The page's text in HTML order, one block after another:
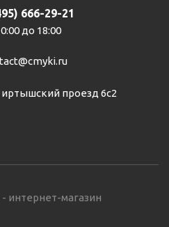
666-29-21
до 18:00
иртышский проезд 6с2
интернет-магазин